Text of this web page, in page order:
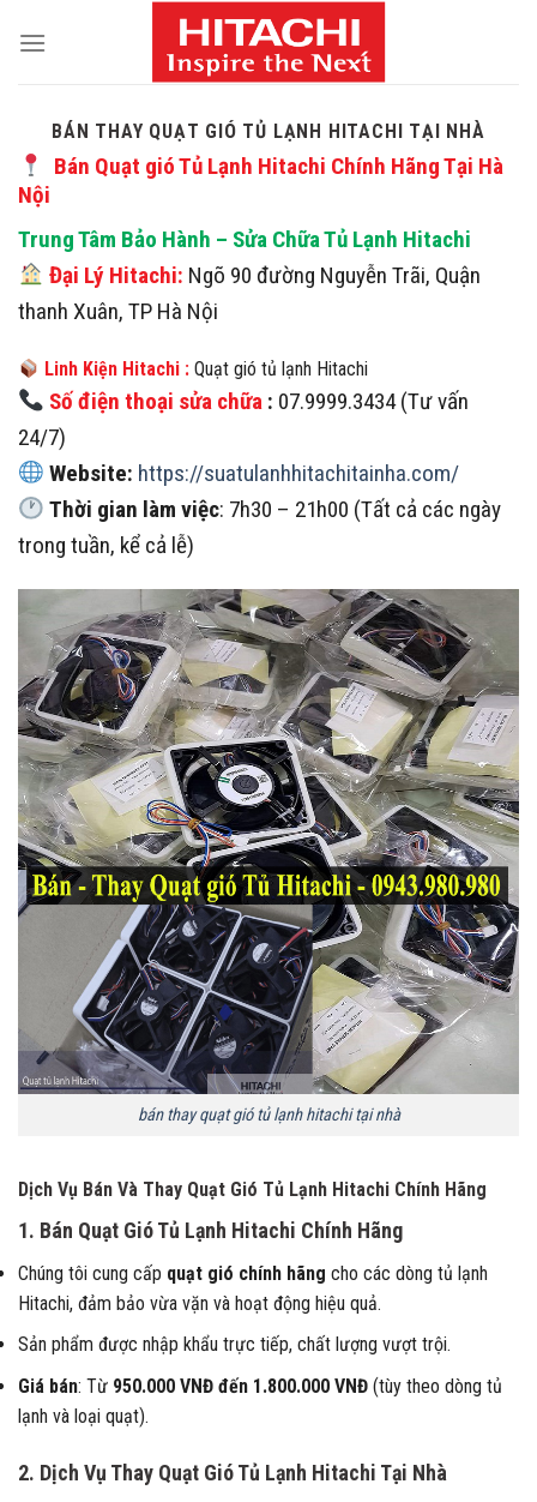
BÁN THAY QUẠT GIÓ TỦ LẠNH HITACHI TẠI NHÀ
Bán Quạt gió Tủ Lạnh Hitachi Chính Hãng Tại Hà
Nội
Trung Tâm Bảo Hành – Sửa Chữa Tủ Lạnh Hitachi
Đại Lý Hitachi: Ngõ 90 đường Nguyễn Trãi, Quận
thanh Xuân, TP Hà Nội
Linh Kiện Hitachi : Quạt gió tủ lạnh Hitachi
Số điện thoại sửa chữa: 07.9999.3434 (Tư vấn
24/7)
Website: https://suatulanhhitachitainha.com/
Thời gian làm việc: 7h30 – 21h00 (Tất cả các ngày
trong tuần, kể cả lễ)
bán thay quạt gió tủ lạnh hitachi tại nhà
Dịch Vụ Bán Và Thay Quạt Gió Tủ Lạnh Hitachi Chính Hãng
1. Bán Quạt Gió Tủ Lạnh Hitachi Chính Hãng
Chúng tôi cung cấp quạt gió chính hãng cho các dòng tủ lạnh
Hitachi, đảm bảo vừa vặn và hoạt động hiệu quả.
Sản phẩm được nhập khẩu trực tiếp, chất lượng vượt trội.
Giá bán: Từ 950.000 VNĐ đến 1.800.000 VNĐ (tùy theo dòng tủ
lạnh và loại quạt).
2. Dịch Vụ Thay Quạt Gió Tủ Lạnh Hitachi Tại Nhà